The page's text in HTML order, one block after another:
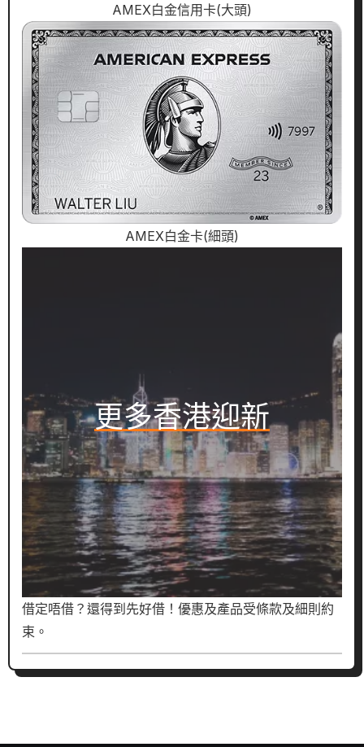
AMEX白金信用卡(大頭)
AMEX白金卡(細頭)
更多香港迎新
借定唔借？還得到先好借！優惠及產品受條款及細則約
束。